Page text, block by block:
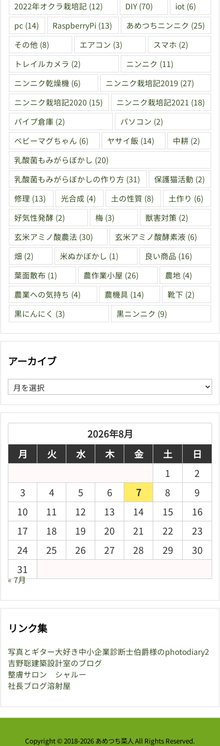
2022年オクラ栽培記 (12) DIY (70) iot (6)
pc (14) RaspberryPi (13) あめつちニンニク (25)
その他 (8) エアコン (3) スマホ (2)
トレイルカメラ (2) ニンニク (11)
ニンニク乾燥機 (6) ニンニク栽培記2019 (27)
ニンニク栽培記2020 (15) ニンニク栽培記2021 (18)
パイプ倉庫 (2) パソコン (2)
ベビーマグちゃん (6) ヤサイ飯 (14) 中耕 (2)
乳酸菌もみがらぼかし (20)
乳酸菌もみがらぼかしの作り方 (31) 保護猫活動 (2)
修理 (13) 光合成 (4) 土の性質 (8) 土作り (6)
好気性発酵 (2) 梅 (3) 獣害対策 (2)
玄米アミノ酸農法 (30) 玄米アミノ酸酵素液 (6)
畑 (2) 米ぬかぼかし (1) 良い商品 (16)
葉面散布 (1) 農作業小屋 (26) 農地 (4)
農業への気持ち (4) 農機具 (14) 靴下 (2)
黒にんにく (3) 黒ニンニク (9)
アーカイブ
ア
ー
カ
2026年8月
月
火 水 木 金 土
日
1
2
3
4 5 6 7 8
9
10
11 12 13 14 15
16
17
18 19 20 21 22
23
24
25 26 27 28 29
30
31
« 7月
リンク集
写真とギター大好き中小企業診断士伯爵様のphotodiary2
吉野聡建築設計室のブログ
整膚サロン シャルー
社長ブログ溶射屋
Copyright ©2018-2026 あめつち菜人All Rights Reserved.